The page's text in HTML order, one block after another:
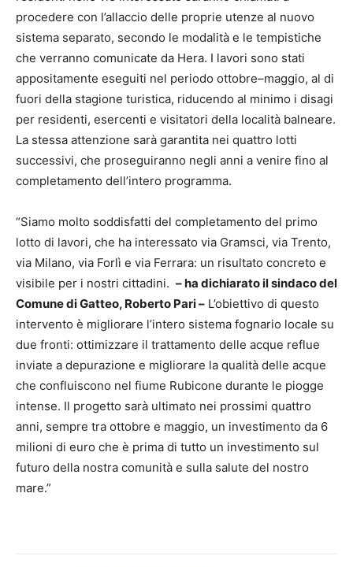
procedere con l’allaccio delle proprie utenze al nuovo
sistema separato, secondo le modalità e le tempistiche
che verranno comunicate da Hera. I lavori sono stati
appositamente eseguiti nel periodo ottobre–maggio, al di
fuori della stagione turistica, riducendo al minimo i disagi
per residenti, esercenti e visitatori della località balneare.
La stessa attenzione sarà garantita nei quattro lotti
successivi, che proseguiranno negli anni a venire fino al
completamento dell’intero programma.
“Siamo molto soddisfatti del completamento del primo
lotto di lavori, che ha interessato via Gramsci, via Trento,
via Milano, via Forlì e via Ferrara: un risultato concreto e
visibile per i nostri cittadini. – ha dichiarato il sindaco del
Comune di Gatteo, Roberto Pari – L’obiettivo di questo
intervento è migliorare l’intero sistema fognario locale su
due fronti: ottimizzare il trattamento delle acque reflue
inviate a depurazione e migliorare la qualità delle acque
che confluiscono nel fiume Rubicone durante le piogge
intense. Il progetto sarà ultimato nei prossimi quattro
anni, sempre tra ottobre e maggio, un investimento da 6
milioni di euro che è prima di tutto un investimento sul
futuro della nostra comunità e sulla salute del nostro
mare.”